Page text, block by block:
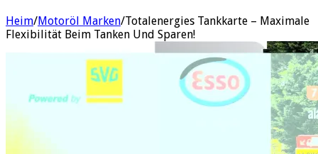
Heim/Motoröl Marken/Totalenergies Tankkarte – Maximale
Flexibilität Beim Tanken Und Sparen!